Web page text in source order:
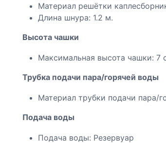
Материал решётки
Длина шнура: 1.2 м.
Высота чашки
Максимальная высота чашки: 7
Трубка подачи пара/горячей воды
Материал трубки подачи пара/
Подача воды
Подача воды: Резервуар